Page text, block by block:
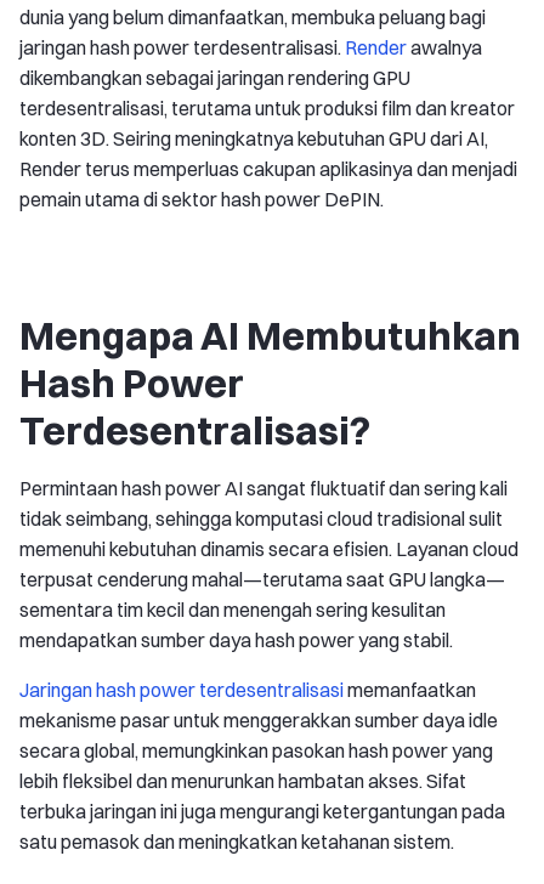
dunia yang belum dimanfaatkan, membuka peluang bagi
jaringan hash power terdesentralisasi. Renderawalnya
dikembangkan sebagai jaringan rendering GPU
terdesentralisasi, terutama untuk produksi film dan kreator
konten 3D. Seiring meningkatnya kebutuhan GPU dari AI,
Render terus memperluas cakupan aplikasinya dan menjadi
pemain utama di sektor hash power DePIN.
Mengapa AI Membutuhkan
Hash Power
Terdesentralisasi?
Permintaan hash power AI sangat fluktuatif dan sering kali
tidak seimbang, sehingga komputasi cloud tradisional sulit
memenuhi kebutuhan dinamis secara efisien. Layanan cloud
terpusat cenderung mahal—terutama saat GPU langka—
sementara tim kecil dan menengah sering kesulitan
mendapatkan sumber daya hash power yang stabil.
Jaringan hash power terdesentralisasimemanfaatkan
mekanisme pasar untuk menggerakkan sumber daya idle
secara global, memungkinkan pasokan hash power yang
lebih fleksibel dan menurunkan hambatan akses. Sifat
terbuka jaringan ini juga mengurangi ketergantungan pada
satu pemasok dan meningkatkan ketahanan sistem.